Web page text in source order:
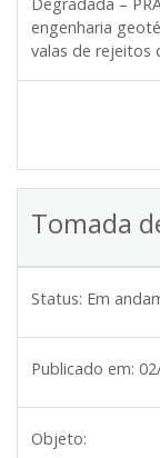
engenharia
valas de rejeitos
Tomada
Status: Em
Publicado em:
Objeto: